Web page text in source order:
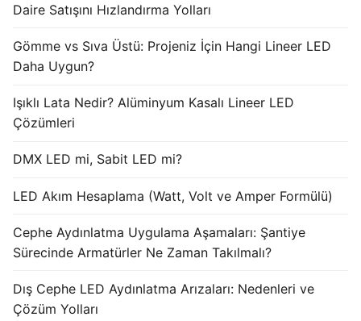
Daire Satışını Hızlandırma Yolları
Gömme vs Sıva Üstü: Projeniz İçin Hangi Lineer LED
Daha Uygun?
Işıklı Lata Nedir? Alüminyum Kasalı Lineer LED
Çözümleri
DMX LED mi, Sabit LED mi?
LED Akım Hesaplama (Watt, Volt ve Amper Formülü)
Cephe Aydınlatma Uygulama Aşamaları: Şantiye
Sürecinde Armatürler Ne Zaman Takılmalı?
Dış Cephe LED Aydınlatma Arızaları: Nedenleri ve
Çözüm Yolları